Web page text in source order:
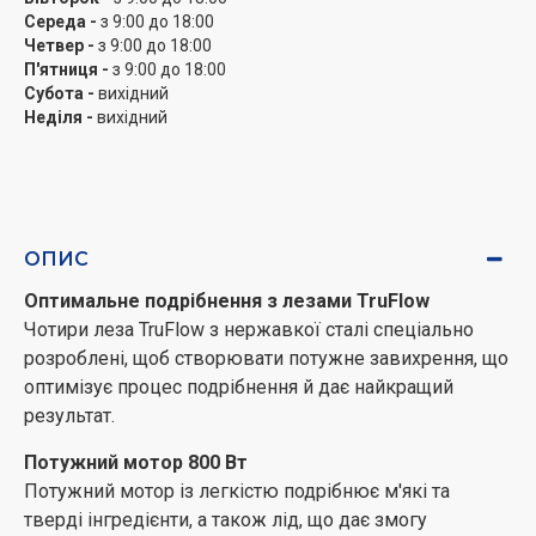
Середа - з 9:00 до 18:00
Четвер - з 9:00 до 18:00
П'ятниця - з 9:00 до 18:00
Субота - вихідний
Неділя - вихідний
ОПИС
Оптимальне подрібнення з лезами TruFlow
Чотири леза TruFlow з нержавкої сталі спеціально
розроблені, щоб створювати потужне завихрення, що
оптимізує процес подрібнення й дає найкращий
результат.
Потужний мотор 800 Вт
Потужний мотор із легкістю подрібнює м'які та
тверді інгредієнти, а також лід, що дає змогу